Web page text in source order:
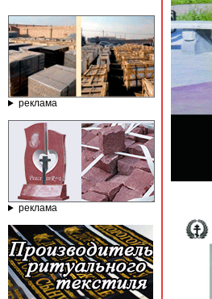
реклама
реклама